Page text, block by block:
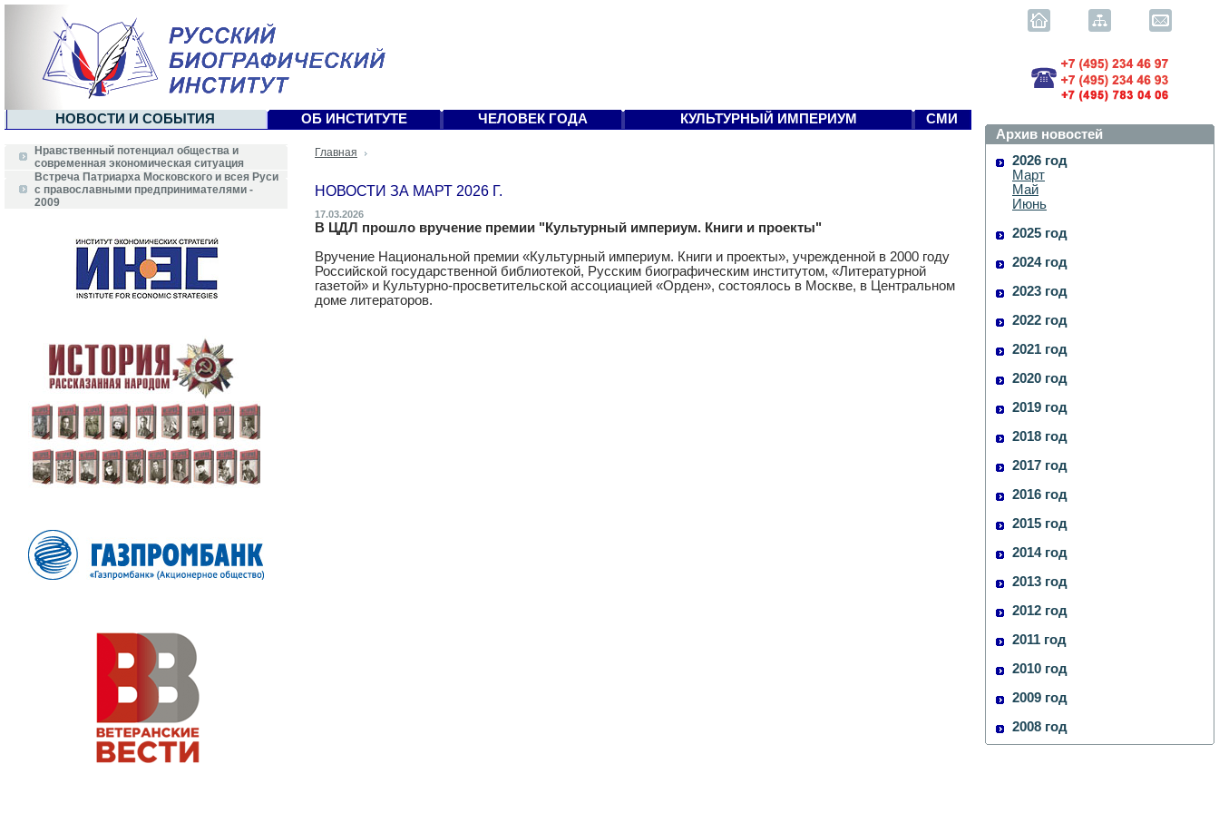
НОВОСТИ И СОБЫТИЯ ОБ ИНСТИТУТЕ ЧЕЛОВЕК ГОДА КУЛЬТУРНЫЙ ИМПЕРИУМ СМИ
Нравственный потенциал общества и
современная экономическая ситуация
Встреча Патриарха Московского и всея Руси
с православными предпринимателями -
2009
Главная
НОВОСТИ ЗА МАРТ 2026 Г.
17.03.2026
В ЦДЛ прошло вручение премии "Культурный империум. Книги и проекты"
Вручение Национальной премии «Культурный империум. Книги и проекты», учрежденной в 2000 году
Российской государственной библиотекой, Русским биографическим институтом, «Литературной
газетой» и Культурно-просветительской ассоциацией «Орден», состоялось в Москве, в Центральном
доме литераторов.
Архив новостей
2026 год
Март
Май
Июнь
2025 год
2024 год
2023 год
2022 год
2021 год
2020 год
2019 год
2018 год
2017 год
2016 год
2015 год
2014 год
2013 год
2012 год
2011 год
2010 год
2009 год
2008 год